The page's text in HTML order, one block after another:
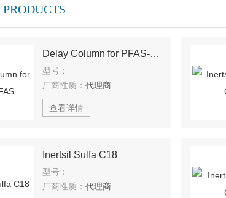
PRODUCTS
Delay Column for PFAS-PFAS
型号：
厂商性质： 代理商
查看详情
Inertsil Sulfa C18
型号：
厂商性质： 代理商